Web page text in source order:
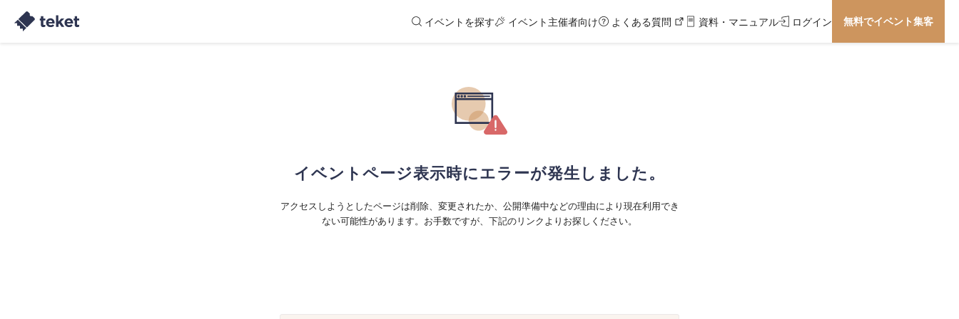
イベントを探す イベント主催者向け よくある質問 資料・マニュアル ログイン 無料でイベント集客
イベントページ表示時にエラーが発生しました。
アクセスしようとしたページは削除、変更されたか、公開準備中などの理由により現在利用でき
ない可能性があります。お手数ですが、下記のリンクよりお探しください。